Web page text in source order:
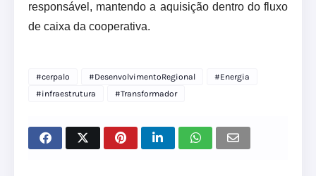
responsável, mantendo a aquisição dentro do fluxo
de caixa da cooperativa.
#cerpalo #DesenvolvimentoRegional
#Energia
#infraestrutura
#Transformador